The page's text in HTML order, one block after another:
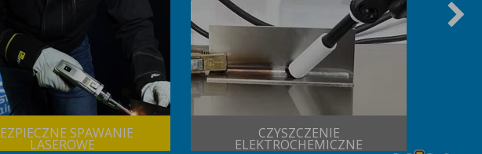
SPAWANIE
LASEROWE
CZYSZCZENIE
ELEKTROCHEMICZNE